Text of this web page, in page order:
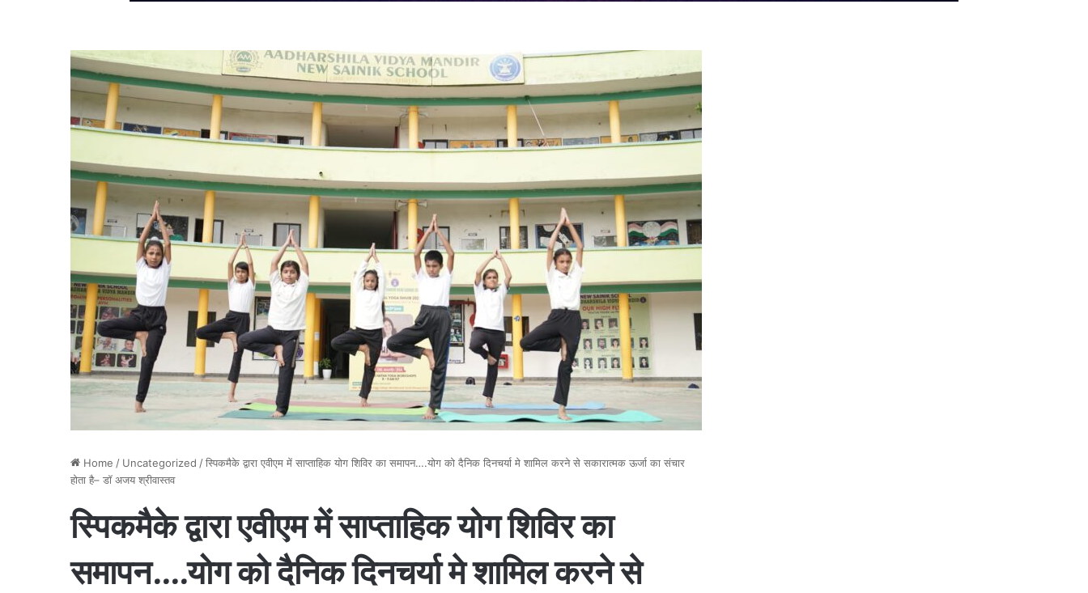
Home / Uncategorized /स्पिकमैके द्वारा एवीएम में साप्ताहिक योग शिविर का समापन….योग को दैनिक दिनचर्या मे शामिल करने से सकारात्मक ऊर्जा का संचार
होता है– डॉ अजय श्रीवास्तव
स्पिकमैके द्वारा एवीएम में साप्ताहिक योग शिविर का
समापन….योग को दैनिक दिनचर्या मे शामिल करने से